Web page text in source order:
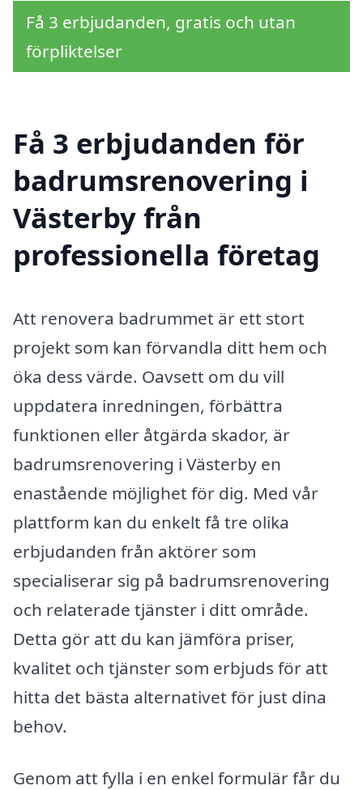
Få 3 erbjudanden, gratis och utan
förpliktelser
Få 3 erbjudanden för
badrumsrenovering i
Västerby från
professionella företag
Att renovera badrummet är ett stort
projekt som kan förvandla ditt hem och
öka dess värde. Oavsett om du vill
uppdatera inredningen, förbättra
funktionen eller åtgärda skador, är
badrumsrenovering i Västerby en
enastående möjlighet för dig. Med vår
plattform kan du enkelt få tre olika
erbjudanden från aktörer som
specialiserar sig på badrumsrenovering
och relaterade tjänster i ditt område.
Detta gör att du kan jämföra priser,
kvalitet och tjänster som erbjuds för att
hitta det bästa alternativet för just dina
behov.
Genom att fylla i en enkel formulär får du